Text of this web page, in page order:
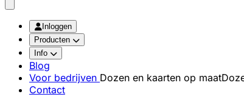
Inloggen
Producten
Info
Blog
Voor bedrijven Dozen en kaarten op maat
Contact